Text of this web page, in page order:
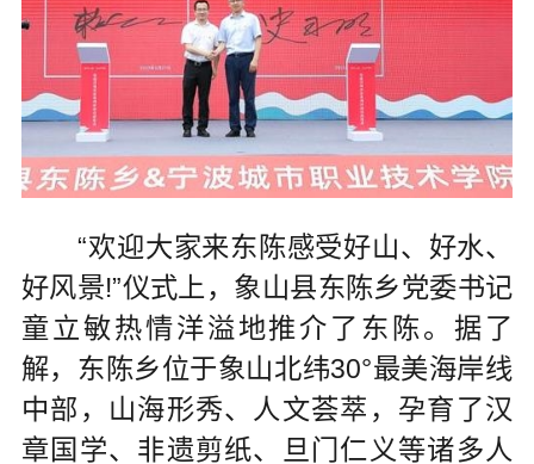
“欢迎大家来东陈感受好山、好水、
好风景!”仪式上，象山县东陈乡党委书记
童立敏热情洋溢地推介了东陈。据了
解，东陈乡位于象山北纬30°最美海岸线
中部，山海形秀、人文荟萃，孕育了汉
章国学、非遗剪纸、旦门仁义等诸多人